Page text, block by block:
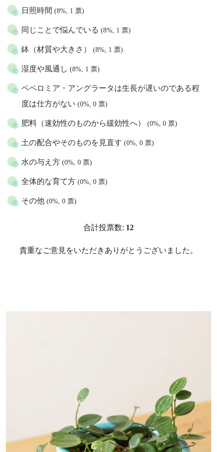
日照時間(8%, 1 票)
同じことで悩んでいる(8%, 1 票)
鉢（材質や大きさ）(8%, 1 票)
湿度や風通し(8%, 1 票)
ペペロミア・アングラータは生長が遅いのである程
度は仕方がない(0%, 0 票)
肥料（速効性のものから緩効性へ）(0%, 0 票)
土の配合やそのものを見直す(0%, 0 票)
水の与え方(0%, 0 票)
全体的な育て方(0%, 0 票)
その他(0%, 0 票)
合計投票数: 12
貴重なご意見をいただきありがとうございました。